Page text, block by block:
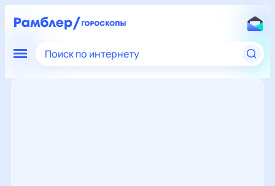
Поиск по интернету